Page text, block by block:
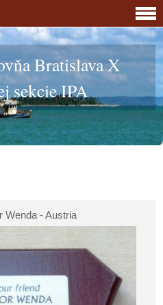
Bratislava X
sekcie IPA
Wenda - Austria